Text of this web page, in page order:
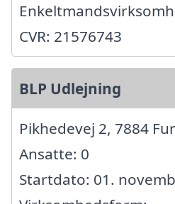
CVR: 21576743
BLP Udlejning
Pikhedevej 2, 7884 Fur
Ansatte: 0
Startdato: 01.